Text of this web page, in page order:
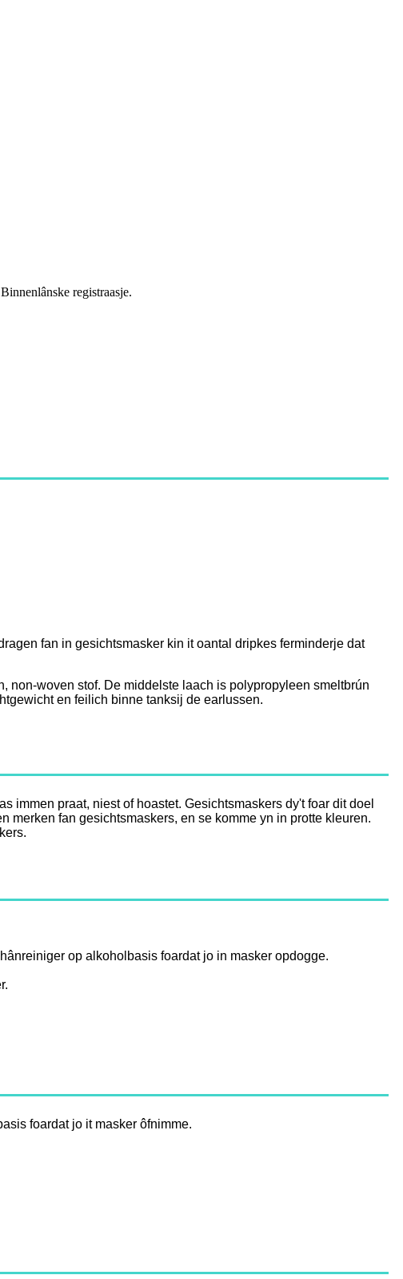
registraasje.
fan in gesichtsmasker kin it oantal dripkes ferminderje dat
non-woven stof. De middelste laach is polypropyleen smeltbrún
en feilich binne tanksij de earlussen.
immen praat, niest of hoastet. Gesichtsmaskers dy't foar dit doel
merken fan gesichtsmaskers, en se komme yn in protte kleuren.
op alkoholbasis foardat jo in masker opdogge.
foardat jo it masker ôfnimme.